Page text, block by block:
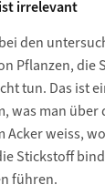
irrelevant
den
Pflanzen, die
tun. Das ist
was man
Acker weiss,
Stickstoff
führen.